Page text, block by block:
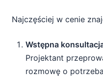
Najczęściej w cenie
Wstępna
Projektant
rozmowę o